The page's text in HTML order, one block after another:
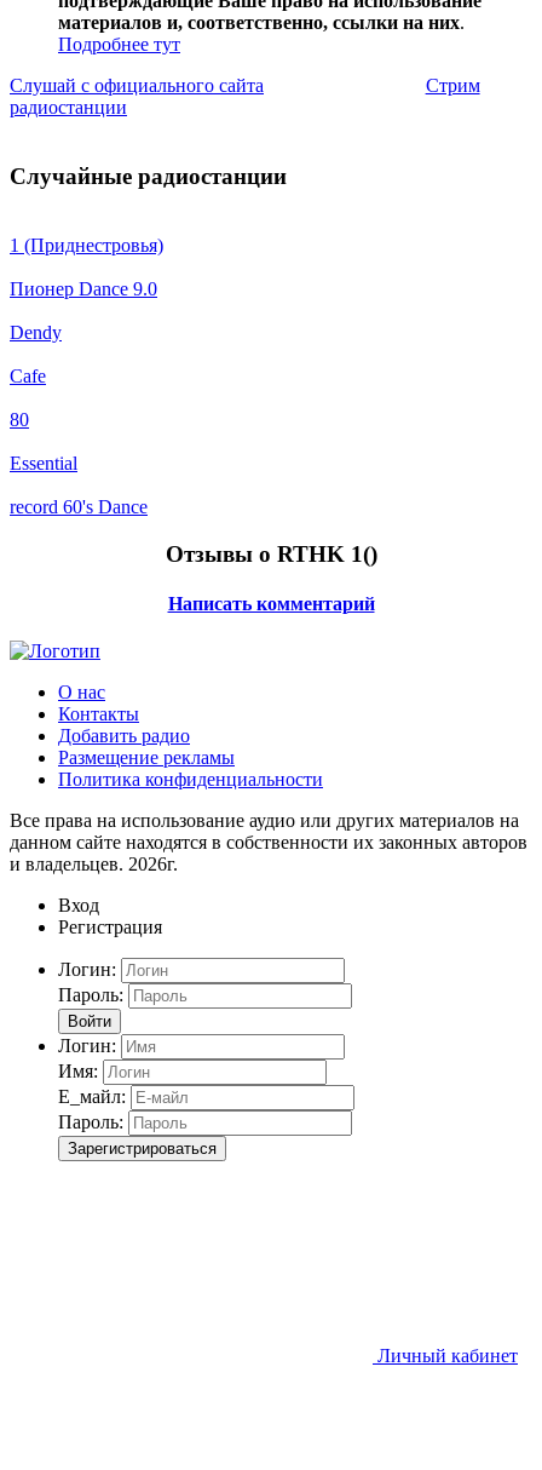
материалов и, соответственно, ссылки на них.
Подробнее тут
Слушай с официального сайта
Стрим
радиостанции
Случайные радиостанции
1 (Приднестровья)
Пионер Dance 9.0
Dendy
Cafe
80
Essential
record 60's Dance
Отзывы о RTHK 1()
Написать комментарий
О нас
Контакты
Добавить радио
Размещение рекламы
Политика конфиденциальности
Все права на использование аудио или других материалов на
данном сайте находятся в собственности их законных авторов
и владельцев. 2026г.
Вход
Регистрация
Логин:
Пароль:
Войти
Логин:
Имя:
Е_майл:
Пароль:
Зарегистрироваться
Личный кабинет